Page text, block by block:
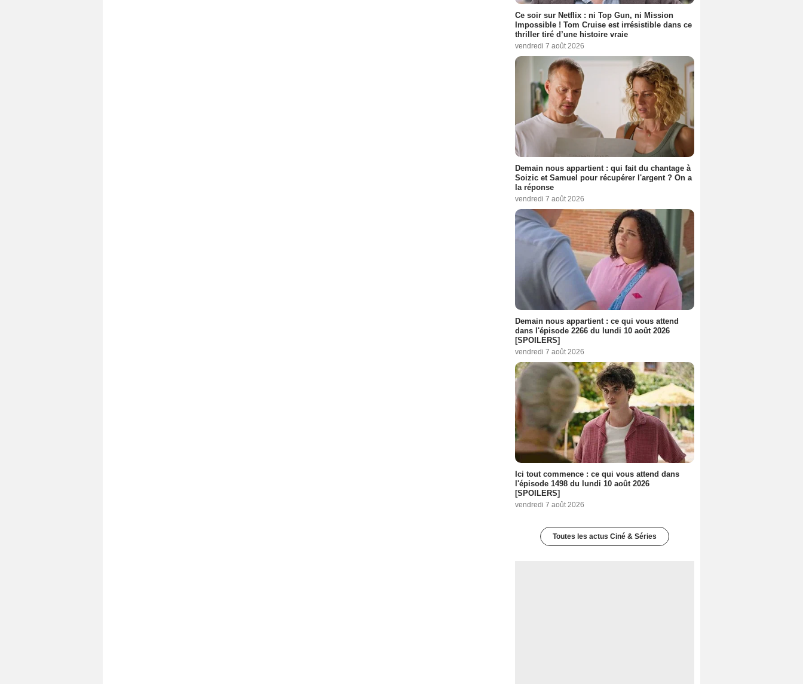
Ce soir sur Netflix : ni Top Gun, ni Mission
Impossible ! Tom Cruise est irrésistible dans ce
thriller tiré d’une histoire vraie
vendredi 7 août 2026
Demain nous appartient : qui fait du chantage à
Soizic et Samuel pour récupérer l'argent ? On a
la réponse
vendredi 7 août 2026
Demain nous appartient : ce qui vous attend
dans l'épisode 2266 du lundi 10 août 2026
[SPOILERS]
vendredi 7 août 2026
Ici tout commence : ce qui vous attend dans
l'épisode 1498 du lundi 10 août 2026
[SPOILERS]
vendredi 7 août 2026
Toutes les actus Ciné & Séries